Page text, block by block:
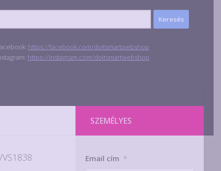
https://facebook.com/doitsmartwebshop
https://instagram.com/doitsmartwebshop
SZEMÉLYES
Email cím *